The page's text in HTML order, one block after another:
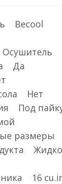
Becool
Да
Нет
Под
размеры
16